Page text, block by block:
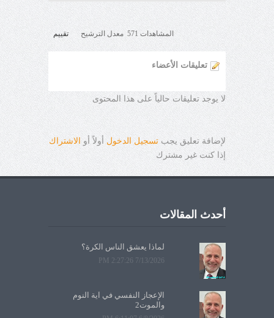
المشاهدات 571 معدل الترشيح تقييم
تعليقات الأعضاء
لا يوجد تعليقات حالياً على هذا المحتوى
لإضافة تعليق يجبتسجيل الدخول أولاً أو الاشتراك
إذا كنت غير مشترك
أحدث المقالات
لماذا يعشق الناس الكرة؟
7/13/2026 2:27:26 PM
الإعجاز النفسي في آية النوم
والموت2